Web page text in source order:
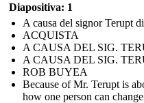
Diapositiva: 1
A causa del signor Terupt
ACQUISTA
A CAUSA DEL SIG.
A CAUSA DEL SIG.
ROB BUYEA
Because of Mr. Terupt is
how one person can